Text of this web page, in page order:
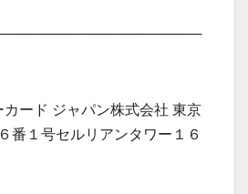
ード ジャパン株式会社 東京
番１号セルリアンタワー１６